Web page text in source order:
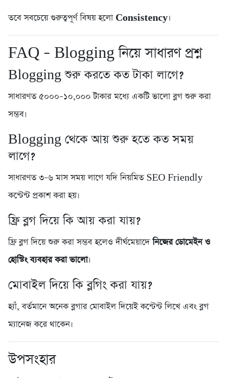
তবে সবচেয়ে গুরুত্বপূর্ণ বিষয় হলো Consistency।
FAQ – Blogging নিয়ে সাধারণ প্রশ্ন
Blogging শুরু করতে কত টাকা লাগে?
সাধারণত ৫০০০–১০,০০০ টাকার মধ্যে একটি ভালো ব্লগ শুরু করা
সম্ভব।
Blogging থেকে আয় শুরু হতে কত সময়
লাগে?
সাধারণত ৩–৬ মাস সময় লাগে যদি নিয়মিত SEO Friendly
কন্টেন্ট প্রকাশ করা হয়।
ফ্রি ব্লগ দিয়ে কি আয় করা যায়?
ফ্রি ব্লগ দিয়ে শুরু করা সম্ভব হলেও দীর্ঘমেয়াদেনিজের ডোমেইন ও
হোস্টিং ব্যবহার করা ভালো।
মোবাইল দিয়ে কি ব্লগিং করা যায়?
হ্যাঁ, বর্তমানে অনেক ব্লগার মোবাইল দিয়েই কন্টেন্ট লিখে এবং ব্লগ
ম্যানেজ করে থাকেন।
উপসংহার